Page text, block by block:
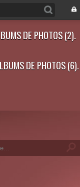
DE PHOTOS (2).
DE PHOTOS (6).